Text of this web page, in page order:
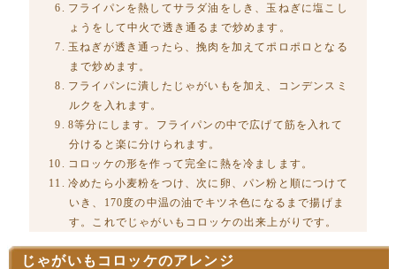
フライパンを熱してサラダ油をしき、玉ねぎに塩こし
ょうをして中火で透き通るまで炒めます。
玉ねぎが透き通ったら、挽肉を加えてポロポロとなる
まで炒めます。
フライパンに潰したじゃがいもを加え、コンデンスミ
ルクを入れます。
8等分にします。フライパンの中で広げて筋を入れて
分けると楽に分けられます。
コロッケの形を作って完全に熱を冷まします。
冷めたら小麦粉をつけ、次に卵、パン粉と順につけて
いき、170度の中温の油でキツネ色になるまで揚げま
す。これでじゃがいもコロッケの出来上がりです。
じゃがいもコロッケのアレンジ